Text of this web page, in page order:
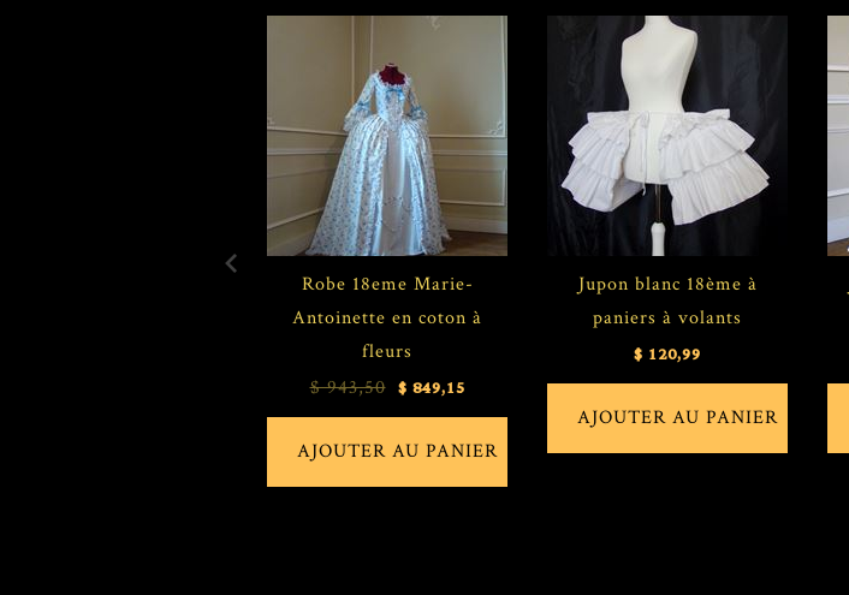
Robe 18eme Marie-
Antoinette en coton à
fleurs
$ 943,50 $ 849,15
Jupon blanc 18ème à
paniers à volants
$ 120,99